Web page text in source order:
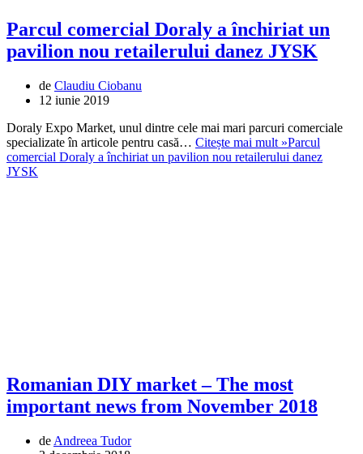
Parcul comercial Doraly a închiriat un
pavilion nou retailerului danez JYSK
de Claudiu Ciobanu
12 iunie 2019
Doraly Expo Market, unul dintre cele mai mari parcuri comerciale
specializate în articole pentru casă… Citește mai mult »Parcul
comercial Doraly a închiriat un pavilion nou retailerului danez
JYSK
Romanian DIY market – The most
important news from November 2018
de Andreea Tudor